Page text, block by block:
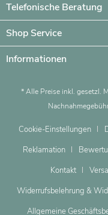
Telefonische Beratung
Shop Service
Informationen
* Alle Preise inkl. gesetzl.
Cookie-Einstellungen
Reklamation
Kontakt
Widerrufsbelehrung &
Allgemeine